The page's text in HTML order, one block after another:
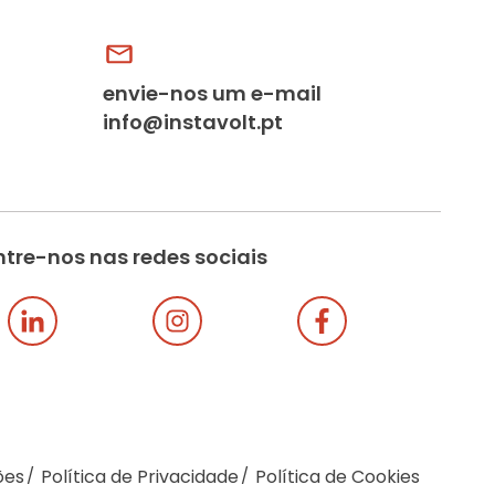
envie-nos um e-mail
info@instavolt.pt
nos nas redes sociais
Política de Privacidade Política de Cookies